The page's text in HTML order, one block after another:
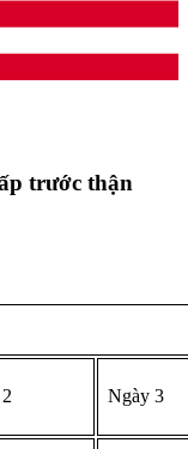
trước thận
Ngày 3